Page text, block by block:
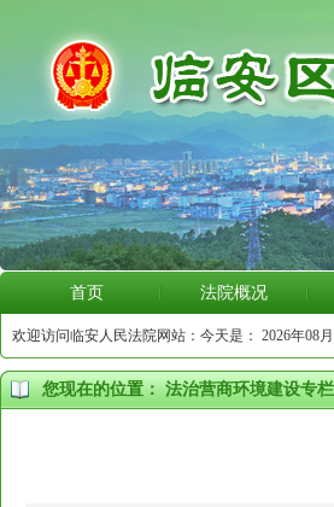
首页 法院概况
欢迎访问临安人民法院网站：今天是： 2026年08
您现在的位置：法治营商环境建设专栏